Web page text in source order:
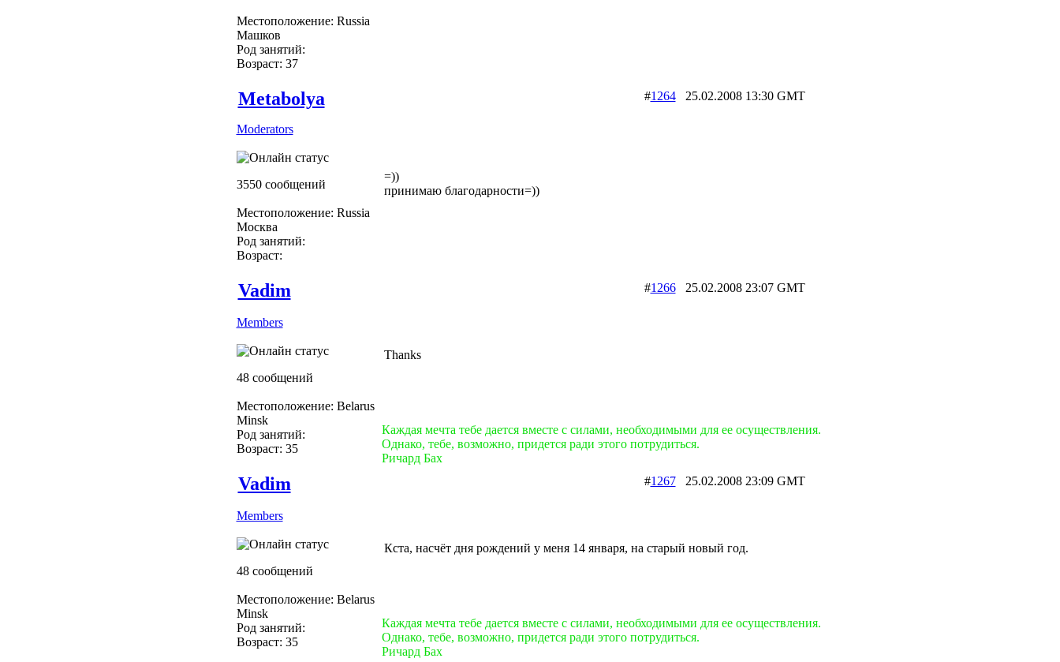
Местоположение: Russia
Машков
Род занятий:
Возраст: 37
Metabolya
Moderators
3550 сообщений
Местоположение: Russia
Москва
Род занятий:
Возраст:
#126425.02.2008 13:30 GMT
=))
принимаю благодарности=))
Vadim
Members
48 сообщений
Местоположение: Belarus
Minsk
Род занятий:
Возраст: 35
#126625.02.2008 23:07 GMT
Thanks
Каждая мечта тебе дается вместе с силами, необходимыми для ее осуществления.
Однако, тебе, возможно, придется ради этого потрудиться.
Ричард Бах
Vadim
Members
48 сообщений
Местоположение: Belarus
Minsk
Род занятий:
Возраст: 35
#126725.02.2008 23:09 GMT
Кста, насчёт дня рождений у меня 14 января, на старый новый год.
Каждая мечта тебе дается вместе с силами, необходимыми для ее осуществления.
Однако, тебе, возможно, придется ради этого потрудиться.
Ричард Бах